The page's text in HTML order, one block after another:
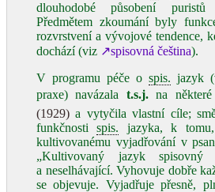
dlouhodobé působení
Předmětem zkoumání byly
rozvrstvení a vývojové tendence,
dochází (viz ↗spisovná čeština).
V programu péče o spis. jazyk
praxe) navázala t.s.j.na některé
(1929) a vytyčila vlastní cíle;
funkčnostispis. jazyka, k
kultivovanému vyjadřování v
„Kultivovaný jazyk
a neselhávající. Vyhovuje dobře
se objevuje. Vyjadřuje přesně,